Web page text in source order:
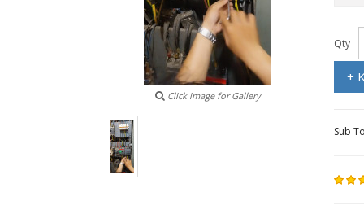
Click image for Gallery
Qty
+
Sub